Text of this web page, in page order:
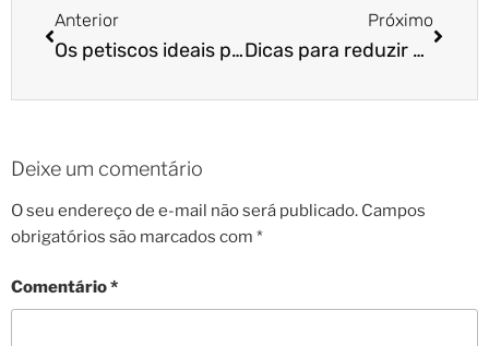
Anterior
Os petiscos ideais para treinar
Próximo
Dicas para reduzir os latidos dos cães.
Deixe um comentário
O seu endereço de e-mail não será publicado. Campos
obrigatórios são marcados com *
Comentário*